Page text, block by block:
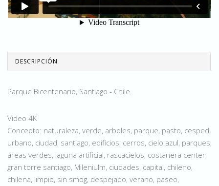
DESCRIPCIÓN
Parque Bicentenario, Santiago - Chile.
Video 4K
Concepto: naturaleza, verde, arboles, parque, pasto, cesped,
urbano, ciudad, santiago, edificios, cerros, cielo azul, parques,
áreas verdes, laguna artificial, rascacielos, costanera center,
gran torre santiago, Mileniulm, ciudades, capital, chileno,
chilena, limpio, sin smog, despejado, verano, paseo,